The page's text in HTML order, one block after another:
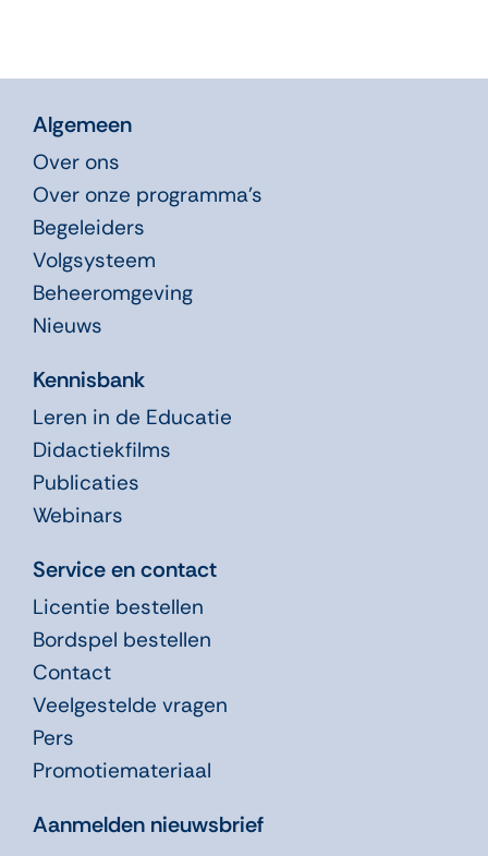
Algemeen
Over ons
Over onze programma’s
Begeleiders
Volgsysteem
Beheeromgeving
Nieuws
Kennisbank
Leren in de Educatie
Didactiekfilms
Publicaties
Webinars
Service en contact
Licentie bestellen
Bordspel bestellen
Contact
Veelgestelde vragen
Pers
Promotiemateriaal
Aanmelden nieuwsbrief